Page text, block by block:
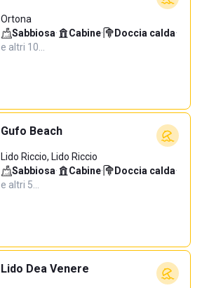
Ortona
Sabbiosa· Cabine· Doccia calda·
e altri 10…
Gufo Beach
Lido Riccio, Lido Riccio
Sabbiosa· Cabine· Doccia calda·
e altri 5…
Lido Dea Venere